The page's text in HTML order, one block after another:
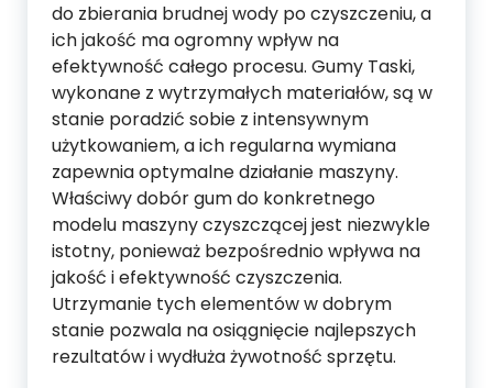
do zbierania brudnej wody po czyszczeniu, a
ich jakość ma ogromny wpływ na
efektywność całego procesu. Gumy Taski,
wykonane z wytrzymałych materiałów, są w
stanie poradzić sobie z intensywnym
użytkowaniem, a ich regularna wymiana
zapewnia optymalne działanie maszyny.
Właściwy dobór gum do konkretnego
modelu maszyny czyszczącej jest niezwykle
istotny, ponieważ bezpośrednio wpływa na
jakość i efektywność czyszczenia.
Utrzymanie tych elementów w dobrym
stanie pozwala na osiągnięcie najlepszych
rezultatów i wydłuża żywotność sprzętu.